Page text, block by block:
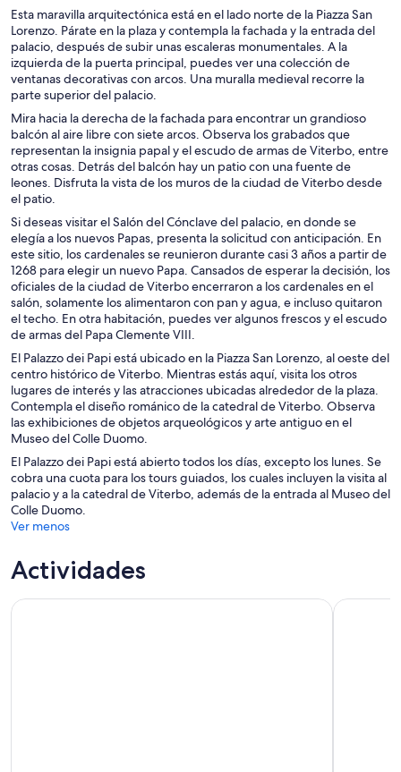
Esta maravilla arquitectónica está en el lado norte de la Piazza San
Lorenzo. Párate en la plaza y contempla la fachada y la entrada del
palacio, después de subir unas escaleras monumentales. A la
izquierda de la puerta principal, puedes ver una colección de
ventanas decorativas con arcos. Una muralla medieval recorre la
parte superior del palacio.
Mira hacia la derecha de la fachada para encontrar un grandioso
balcón al aire libre con siete arcos. Observa los grabados que
representan la insignia papal y el escudo de armas de Viterbo, entre
otras cosas. Detrás del balcón hay un patio con una fuente de
leones. Disfruta la vista de los muros de la ciudad de Viterbo desde
el patio.
Si deseas visitar el Salón del Cónclave del palacio, en donde se
elegía a los nuevos Papas, presenta la solicitud con anticipación. En
este sitio, los cardenales se reunieron durante casi 3 años a partir de
1268 para elegir un nuevo Papa. Cansados de esperar la decisión, los
oficiales de la ciudad de Viterbo encerraron a los cardenales en el
salón, solamente los alimentaron con pan y agua, e incluso quitaron
el techo. En otra habitación, puedes ver algunos frescos y el escudo
de armas del Papa Clemente VIII.
El Palazzo dei Papi está ubicado en la Piazza San Lorenzo, al oeste del
centro histórico de Viterbo. Mientras estás aquí, visita los otros
lugares de interés y las atracciones ubicadas alrededor de la plaza.
Contempla el diseño románico de la catedral de Viterbo. Observa
las exhibiciones de objetos arqueológicos y arte antiguo en el
Museo del Colle Duomo.
El Palazzo dei Papi está abierto todos los días, excepto los lunes. Se
cobra una cuota para los tours guiados, los cuales incluyen la visita al
palacio y a la catedral de Viterbo, además de la entrada al Museo del
Colle Duomo.
Ver menos
Actividades
Gran Tour de Orvieto